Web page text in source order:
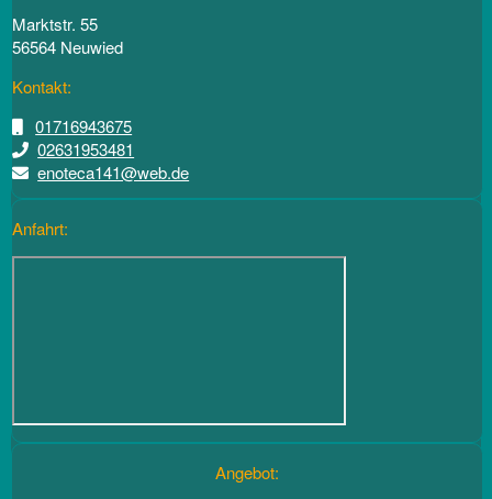
Marktstr. 55
56564 Neuwied
Kontakt:
01716943675
02631953481
enoteca141@web.de
Anfahrt:
Angebot: